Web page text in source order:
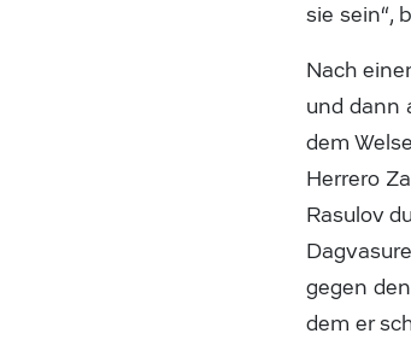
sie sein“,
Nach
und dann
dem
Herrero
Rasulov
gegen
dem er